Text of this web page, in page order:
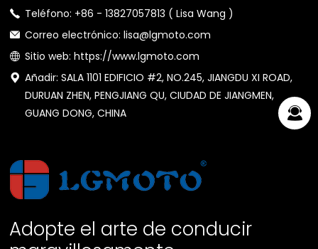
Teléfono: +86 - 13827057813 ( Lisa Wang )
Correo electrónico: lisa@lgmoto.com
Sitio web: https://www.lgmoto.com
Añadir: SALA 1101 EDIFICIO #2, NO.245, JIANGDU XI ROAD,
DURUAN ZHEN, PENGJIANG QU, CIUDAD DE JIANGMEN,
GUANG DONG, CHINA
Adopte el arte de conducir